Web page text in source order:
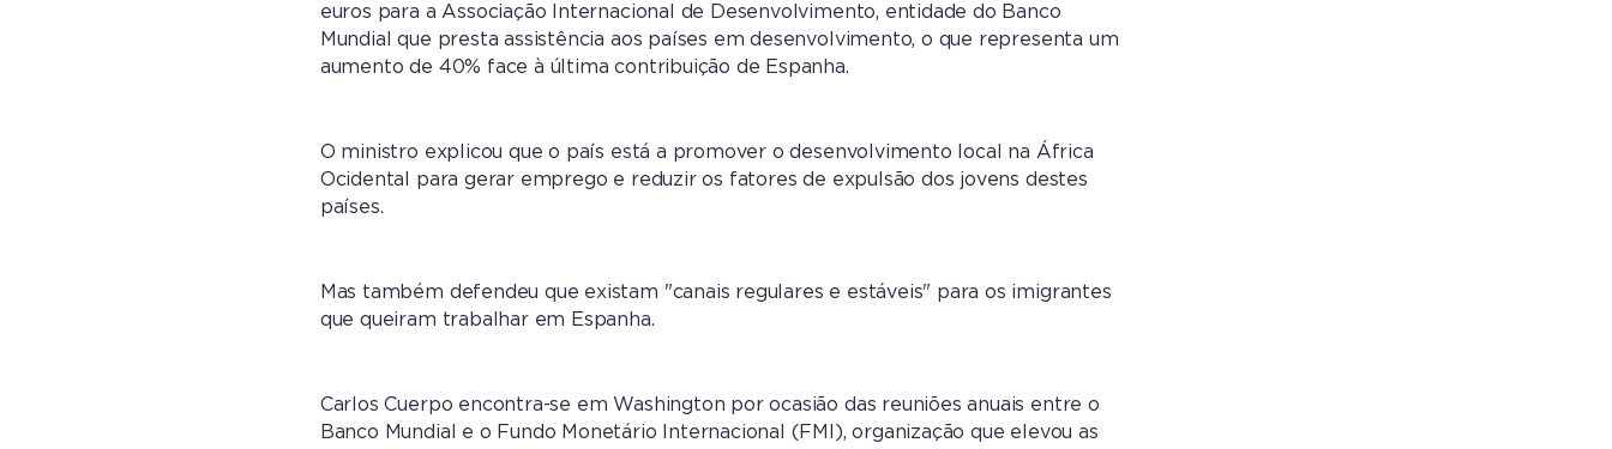
euros para a Associação Internacional de Desenvolvimento, entidade do Banco
Mundial que presta assistência aos países em desenvolvimento, o que representa um
aumento de 40% face à última contribuição de Espanha.
O ministro explicou que o país está a promover o desenvolvimento local na África
Ocidental para gerar emprego e reduzir os fatores de expulsão dos jovens destes
países.
Mas também defendeu que existam "canais regulares e estáveis" para os imigrantes
que queiram trabalhar em Espanha.
Carlos Cuerpo encontra-se em Washington por ocasião das reuniões anuais entre o
Banco Mundial e o Fundo Monetário Internacional (FMI), organização que elevou as